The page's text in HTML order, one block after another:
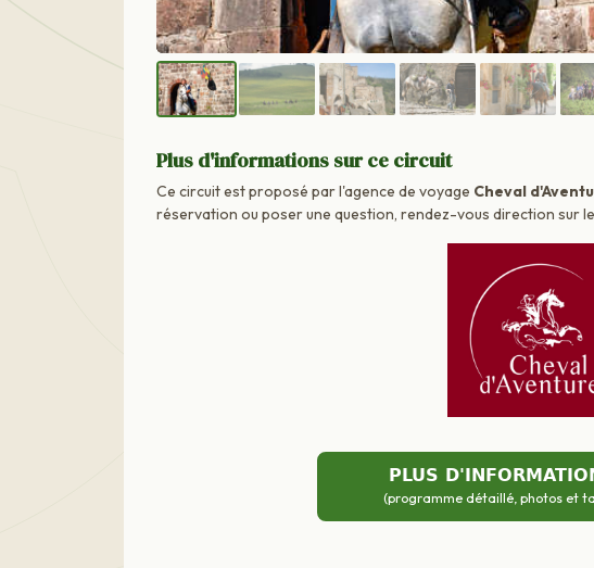
Plus d'informations sur ce circuit
Ce circuit est proposé par l'agence de voyage Cheval
réservation ou poser une question, rendez-vous direction sur
PLUS
(programme détaillé, photos et